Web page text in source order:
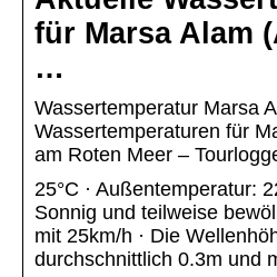
für Marsa Alam
…
Wassertemperatur Marsa
Wassertemperaturen für
am Roten Meer –
25°C · Außentemperatur:
Sonnig und teilweise
mit 25km/h · Die
durchschnittlich 0.3m und